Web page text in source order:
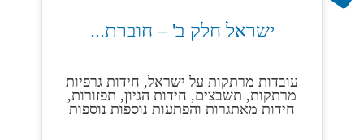
ישראל חלק ב' – חוברת...
עובדות מרתקות על ישראל, חידות גרפיות
מרתקות, תשבצים, חידות הגיון, תפזורות,
חידות מאתגרות והפתעות נוספות נוספות